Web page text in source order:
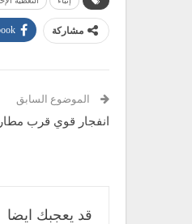
مشاركة
الموضوع السابق
انفجار قوي قرب
قد يعجبك ايضا